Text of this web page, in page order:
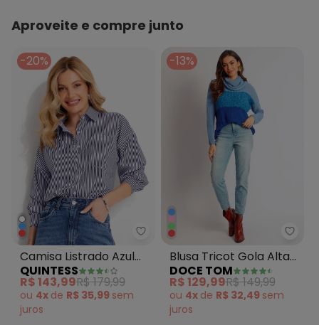
Aproveite e compre junto
-20%
Quintess - Camisa Listrado
Camisa Listrado Azul
Marinho em Tecido de
Poliéster
QUINTESS
R$ 143,99R$ 179,99
ou 4x de R$ 35,99 sem
juros
-13%
Blusa Tricot Gola Alta
Bicolor Azul
DOCE TOM
R$ 129,99R$ 149,99
ou 4x de R$ 32,49 sem
juros